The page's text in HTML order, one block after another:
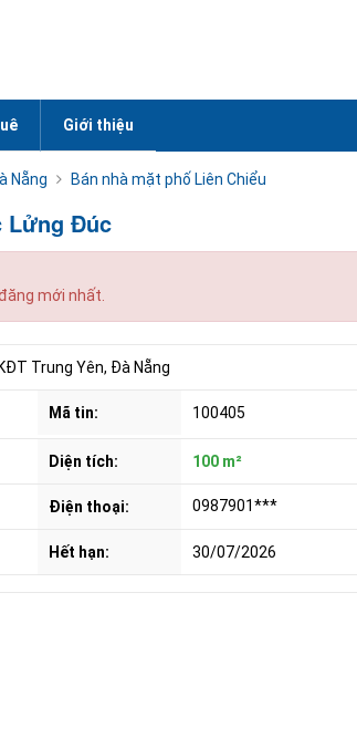
Giới thiệu
Nẵng Bán nhà mặt phố Liên Chiểu
Lửng Đúc
mới nhất.
Trung Yên, Đà Nẵng
Mã tin: 100405
Diện tích: 100 m²
Điện thoại: 0987901***
Hết hạn: 30/07/2026